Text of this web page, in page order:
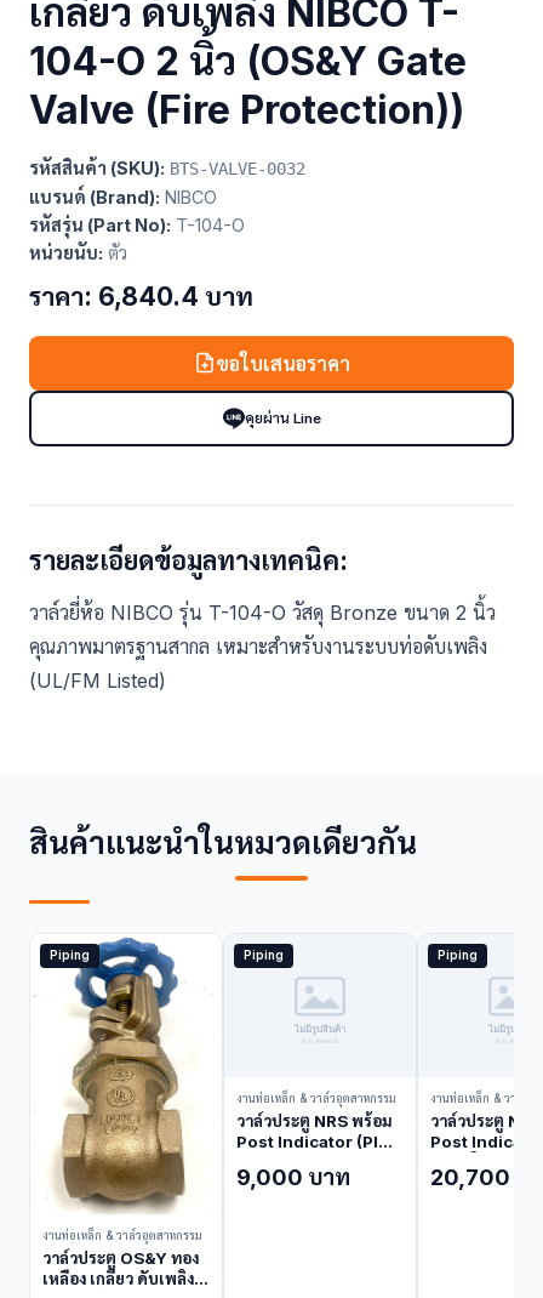
เกลียว ดับเพลิง NIBCO T-
104-O 2 นิ้ว (OS&Y Gate
Valve (Fire Protection))
รหัสสินค้า (SKU): BTS-VALVE-0032
แบรนด์ (Brand): NIBCO
รหัสรุ่น (Part No): T-104-O
หน่วยนับ: ตัว
ราคา: 6,840.4 บาท
ขอใบเสนอราคา
คุยผ่าน Line
รายละเอียดข้อมูลทางเทคนิค:
วาล์วยี่ห้อ NIBCO รุ่น T-104-O วัสดุ Bronze ขนาด 2 นิ้ว
คุณภาพมาตรฐานสากล เหมาะสำหรับงานระบบท่อดับเพลิง
(UL/FM Listed)
สินค้าแนะนำในหมวดเดียวกัน
Piping
งานท่อเหล็ก & วาล์วอุตสาหกรรม
วาล์วประตู OS&Y ทอง
เหลือง เกลียว ดับเพลิง
Piping
งานท่อเหล็ก & วาล์วอุตสาหกรรม
วาล์วประตู NRS พร้อม
Post Indicator (PIV)
4 นิ้ว (Post Indicator
9,000 บาท
Piping
งานท่อเหล็ก & วาล์วอุ
วาล์วประตู
Post
609-RWS 8 นิ้
20,700 บ